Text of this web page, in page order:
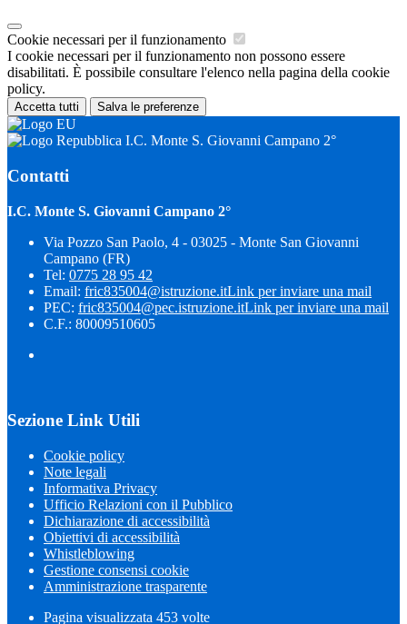
Cookie necessari per il funzionamento
I cookie necessari per il funzionamento non possono essere
disabilitati. È possibile consultare l'elenco nella pagina della cookie
policy.
Accetta tutti Salva le preferenze
I.C. Monte S. Giovanni Campano 2°
Contatti
I.C. Monte S. Giovanni Campano 2°
Via Pozzo San Paolo, 4 - 03025 - Monte San Giovanni
Campano (FR)
Tel: 0775 28 95 42
Email: fric835004@istruzione.itLink per inviare una mail
PEC: fric835004@pec.istruzione.itLink per inviare una mail
C.F.: 80009510605
Sezione Link Utili
Cookie policy
Note legali
Informativa Privacy
Ufficio Relazioni con il Pubblico
Dichiarazione di accessibilità
Obiettivi di accessibilità
Whistleblowing
Gestione consensi cookie
Amministrazione trasparente
Pagina visualizzata 453 volte